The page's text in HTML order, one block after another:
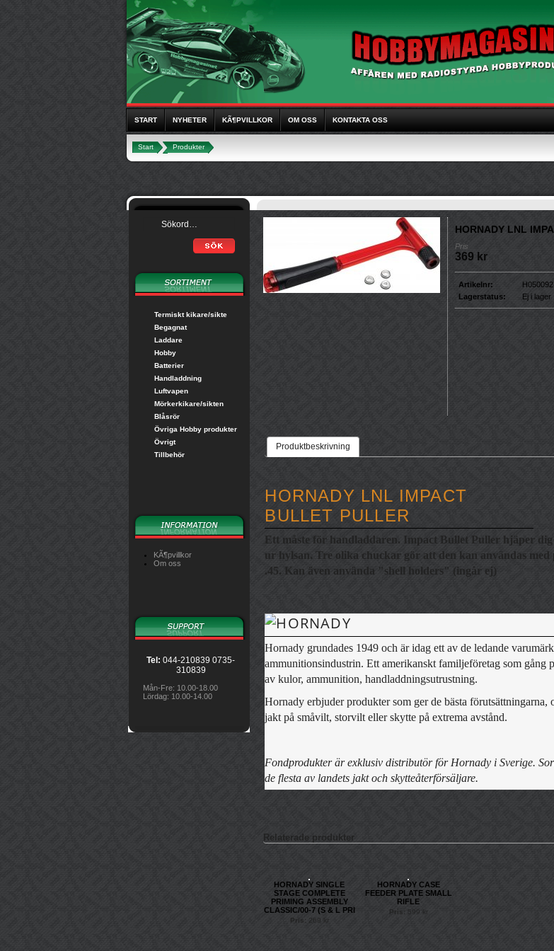
START NYHETER KÃ¶PVILLKOR OM OSS KONTAKTA OSS
Start Produkter
Termiskt kikare/sikte
Begagnat
Laddare
Hobby
Batterier
Handladdning
Luftvapen
Mörkerkikare/sikten
Blåsrör
Övriga Hobby produkter
Övrigt
Tillbehör
KÃ¶pvillkor
Om oss
Tel: 044-210839 0735-
310839
Mån-Fre: 10.00-18.00
Lördag: 10.00-14.00
HORNADY LNL
Pris
369 kr
Artikelnr:
H050092
Lagerstatus:
Ej i lager
Produktbeskrivning
HORNADY LNL IMPACT
BULLET PULLER
Ett måste för handladdaren. Impact Bullet Puller hjäper
ur hylsan. Tre olika chuckar gör att den kan användas
.45. Kan även använda "shell holders" (ingår ej)
Hornady grundades 1949 och är idag ett av de ledande
ammunitionsindustrin. Ett amerikanskt familjeföretag som gång
av kulor, ammunition, handladdningsutrustning.
Hornady erbjuder produkter som ger de bästa förutsättningarna,
jakt på småvilt, storvilt eller skytte på extrema avstånd.
Fondprodukter är exklusiv distributör för Hornady i Sverige.
de flesta av landets jakt och skytteåterförsäljare.
Relaterade produkter
HORNADY SINGLE
STAGE COMPLETE
PRIMING ASSEMBLY
CLASSIC/00-7 (S & L PRI
Pris: 269 kr
HORNADY CASE
FEEDER PLATE SMALL
RIFLE
Pris: 599 kr